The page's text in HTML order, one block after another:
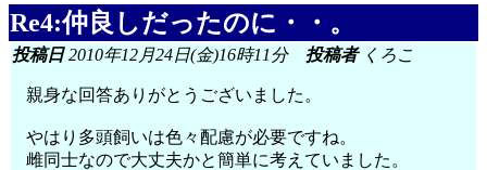
Re4:仲良しだったのに・・。
投稿日2010年12月24日(金)16時11分 投稿者くろこ
親身な回答ありがとうございました。
やはり多頭飼いは色々配慮が必要ですね。
雌同士なので大丈夫かと簡単に考えていました。